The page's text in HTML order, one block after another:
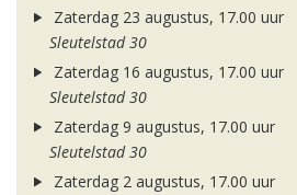
Zaterdag 23 augustus, 17.00 uur
Sleutelstad 30
Zaterdag 16 augustus, 17.00 uur
Sleutelstad 30
Zaterdag 9 augustus, 17.00 uur
Sleutelstad 30
Zaterdag 2 augustus, 17.00 uur